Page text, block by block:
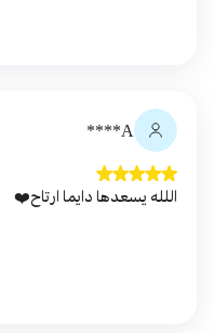
A****
اللله يسعدها دايما ارتاح❤️